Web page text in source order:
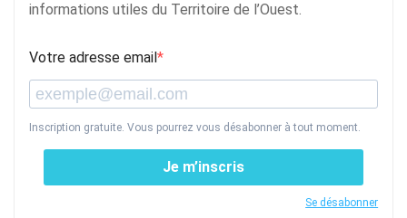
informations utiles du Territoire de l’Ouest.
Votre adresse email
Inscription gratuite. Vous pourrez vous désabonner à tout moment.
Je m’inscris
Se désabonner